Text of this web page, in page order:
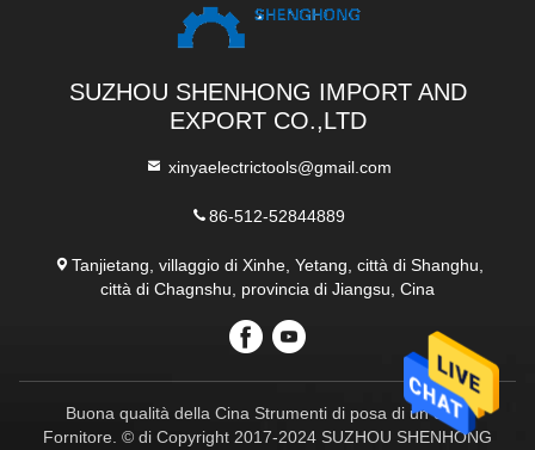
SUZHOU SHENHONG IMPORT AND
EXPORT CO.,LTD
xinyaelectrictools@gmail.com
86-512-52844889
Tanjietang, villaggio di Xinhe, Yetang, città di Shanghu,
città di Chagnshu, provincia di Jiangsu, Cina
Buona qualità della Cina Strumenti di posa di un cavo
Fornitore. © di Copyright 2017-2024 SUZHOU SHENHONG